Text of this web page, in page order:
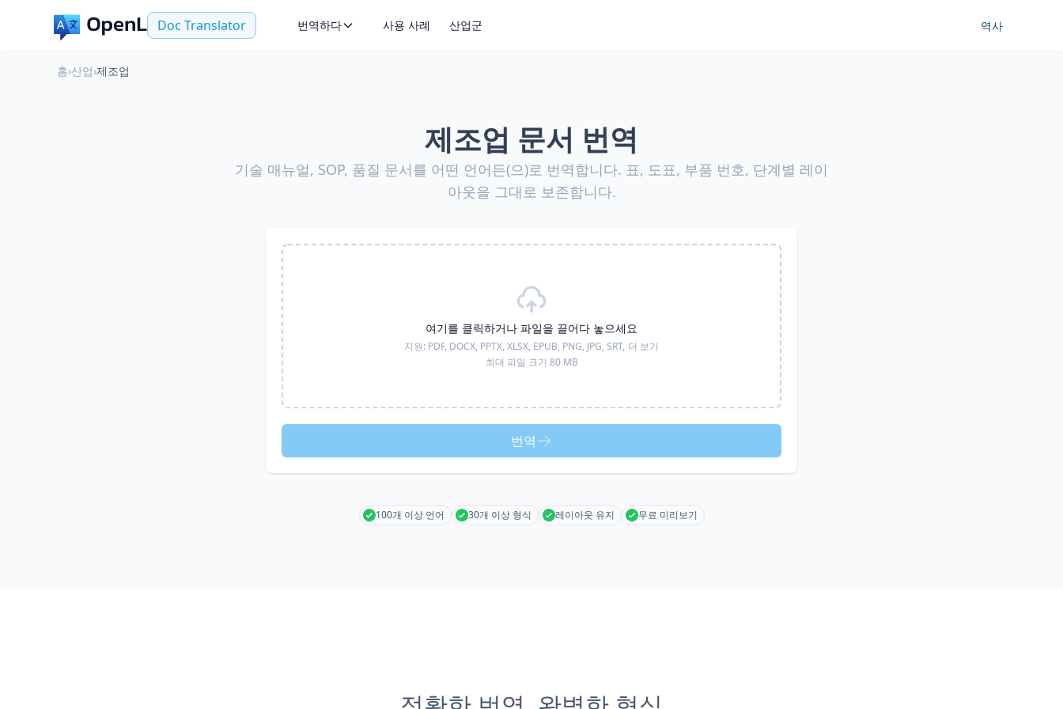
Doc Translator 번역하다 사용 사례 산업군 역사
홈›산업›제조업
제조업 문서 번역
기술 매뉴얼, SOP, 품질 문서를 어떤 언어든(으)로 번역합니다. 표, 도표, 부품 번호, 단계별 레이
아웃을 그대로 보존합니다.
여기를 클릭하거나 파일을 끌어다 놓으세요
지원: PDF, DOCX, PPTX, XLSX, EPUB, PNG, JPG, SRT, 더 보기
최대 파일 크기 80 MB
번역
100개 이상 언어 30개 이상 형식 레이아웃 유지 무료 미리보기